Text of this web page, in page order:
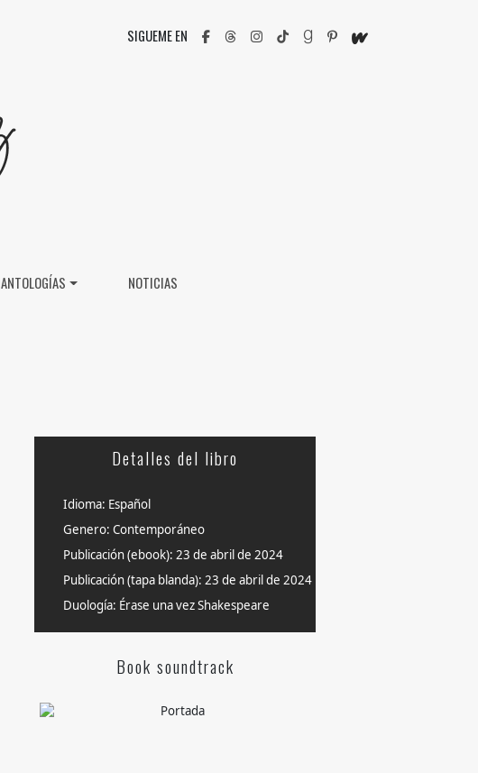
SIGUEME EN
ANTOLOGÍAS NOTICIAS
Detalles del libro
Idioma: Español
Genero: Contemporáneo
Publicación (ebook): 23 de abril de 2024
Publicación (tapa blanda): 23 de abril de 2024
Duología: Érase una vez Shakespeare
Book soundtrack